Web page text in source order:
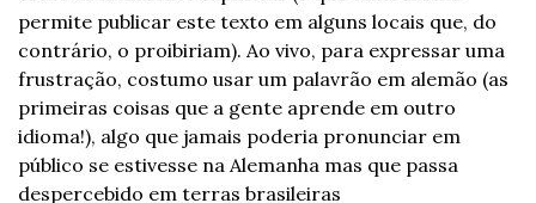
permite publicar este texto em alguns locais que, do
contrário, o proibiriam). Ao vivo, para expressar uma
frustração, costumo usar um palavrão em alemão (as
primeiras coisas que a gente aprende em outro
idioma!), algo que jamais poderia pronunciar em
público se estivesse na Alemanha mas que passa
despercebido em terras brasileiras